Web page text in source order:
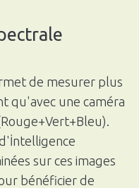
de mesurer plus
qu'avec une caméra
sur ces images
bénéficier de